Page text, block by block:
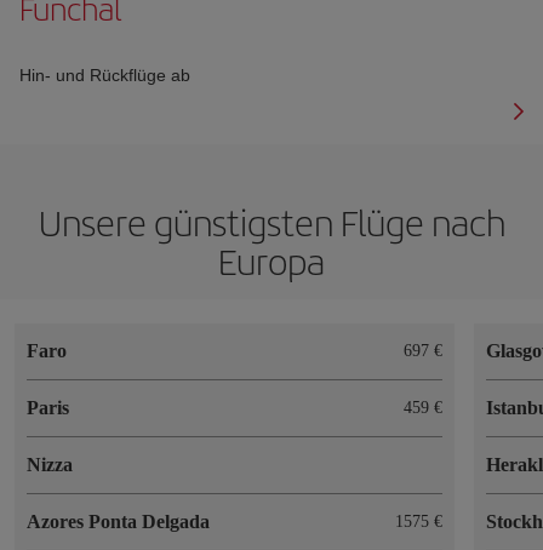
Hin- und Rückflüge ab
Unsere günstigsten Flüge nach
Europa
Faro 697 €
Paris 459 €
Nizza
Azores Ponta Delgada 1575 €